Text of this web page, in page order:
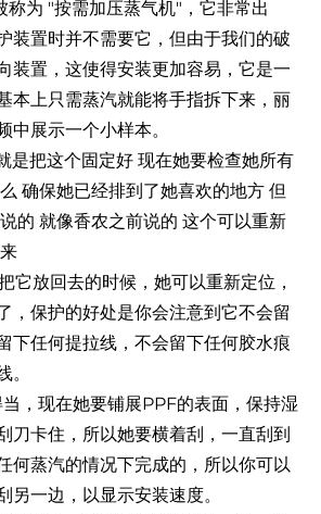
称为 "按需加压蒸气机"，它非常出
装置时并不需要它，但由于我们的破
装置，这使得安装更加容易，它是一
本上只需蒸汽就能将手指拆下来，丽
中展示一个小样本。
是把这个固定好 现在她要检查她所有
确保她已经排到了她喜欢的地方 但
的 就像香农之前说的 这个可以重新
它放回去的时候，她可以重新定位，
，保护的好处是你会注意到它不会留
下任何提拉线，不会留下任何胶水痕
。
，现在她要铺展PPF的表面，保持湿
刀卡住，所以她要横着刮，一直刮到
何蒸汽的情况下完成的，所以你可以
另一边，以显示安装速度。